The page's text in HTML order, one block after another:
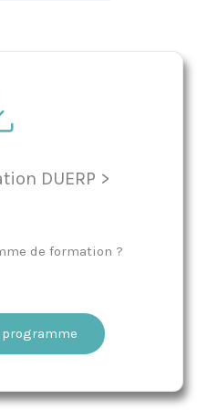
DUERP >
de formation ?